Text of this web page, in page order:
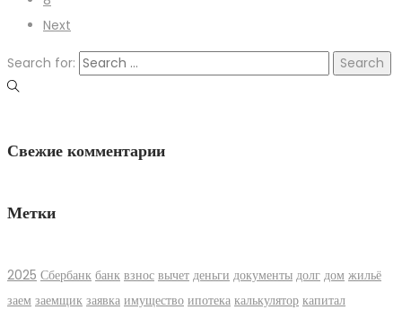
Next
Search for:
Свежие комментарии
Метки
2025 Сбербанк банк взнос вычет деньги документы долг дом жильё
заем заемщик заявка имущество ипотека калькулятор капитал